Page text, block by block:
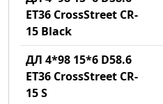
ET36 CrossStreet CR-
15 Black
ДЛ 4*98 15*6 D58.6
ET36 CrossStreet CR-
15 S